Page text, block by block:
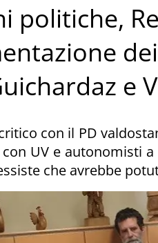
politiche,
e
con il PD
UV e autonomisti
che avrebbe